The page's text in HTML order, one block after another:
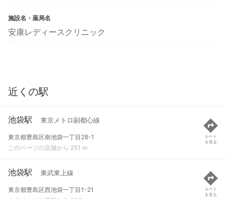
施設名・薬局名
安康レディースクリニック
近くの駅
池袋駅 東京メトロ副都心線
東京都豊島区南池袋一丁目28-1
このページの店舗から 251 m
ルート
を見る
池袋駅 東武東上線
東京都豊島区西池袋一丁目1-21
ルート
を見る